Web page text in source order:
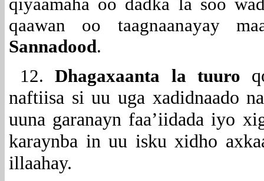
qaawan oo taagnaanayay
Sannadood.
12.Dhagaxaanta la tuuro
naftiisa si uu uga xadidnaado
uuna garanayn faa’iidada iyo
karaynba in uu isku xidho
illaahay.